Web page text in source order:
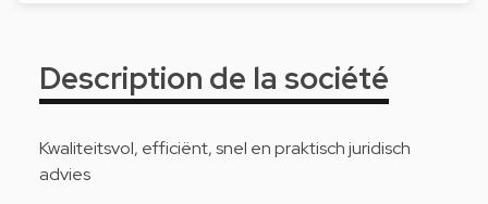
Description de la société
Kwaliteitsvol, efficiënt, snel en praktisch juridisch
advies